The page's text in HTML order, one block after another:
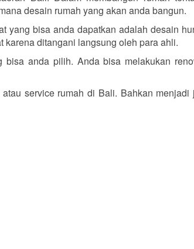
desain rumah yang akan anda bangun.
yang bisa anda dapatkan adalah desain
ditangani langsung oleh para ahli.
anda pilih. Anda bisa melakukan
service rumah di Bali. Bahkan menjadi